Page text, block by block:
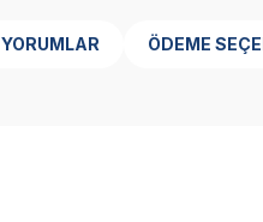
YORUMLAR ÖDEME